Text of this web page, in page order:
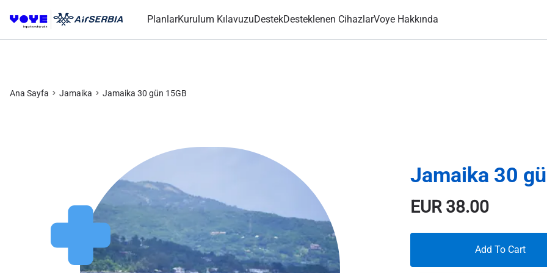
PlanlarKurulum KılavuzuDestekDesteklenen CihazlarVoye Hakkında
Ana Sayfa Jamaika Jamaika 30 gün 15GB
Jamaika 30
EUR38.00
Add To Cart